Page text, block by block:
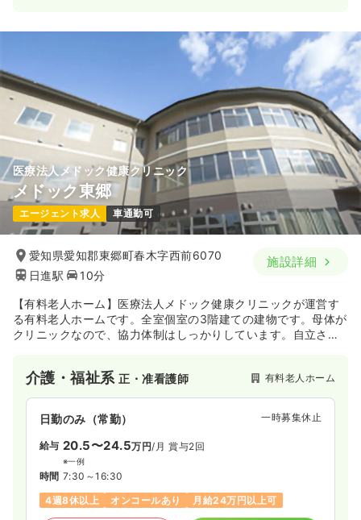
医療法人メドック健康クリニック
メドック東郷
エージェント求人 車通勤可
愛知県愛知郡東郷町春木字西前6070
日進駅
10分
施設詳細
【有料老人ホーム】医療法人メドック健康クリニックが運営す
る有料老人ホームです。全室個室の3階建ての建物です。母体が
クリニックなので、協力体制はしっかりしています。自立され
介護・福祉系正・准看護師 有料老人ホーム
日勤のみ（常勤） 一時募集休止
給与 20.5〜24.5万円/月 賞与2回
※一例
時間 7:30～16:30
4週8休以上
オンコールあり 月給24万円以上可